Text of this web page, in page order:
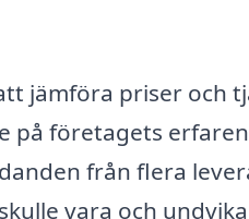
jämföra priser och
på företagets
från flera
vara och